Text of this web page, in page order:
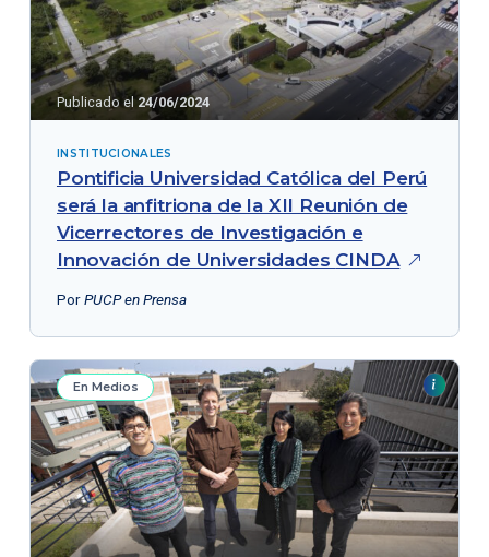
Publicado el 24/06/2024
INSTITUCIONALES
Pontificia Universidad Católica del Perú
será la anfitriona de la XII Reunión de
Vicerrectores de Investigación e
Innovación de Universidades CINDA
PorPUCP en Prensa
En Medios